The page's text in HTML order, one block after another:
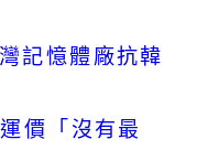
記憶體廠抗韓
價「沒有最